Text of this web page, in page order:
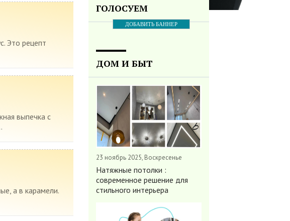
Это рецепт
выпечка с
а в карамели.
ГОЛОСУЕМ
ДОБАВИТЬ БАННЕР
ДОМ И БЫТ
23 ноябрь 2025, Воскресенье
Натяжные потолки :
современное решение для
стильного интерьера